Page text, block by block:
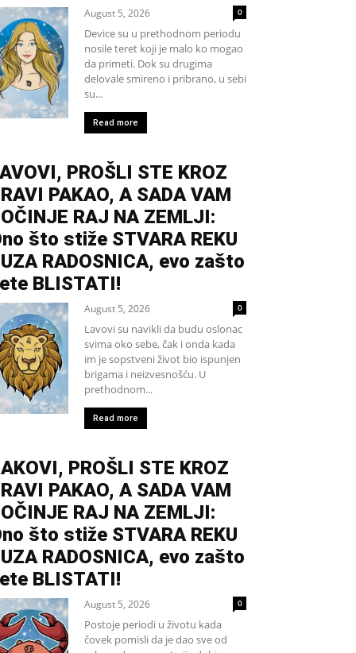
August 5, 2026 0
Device su u prethodnom periodu
nosile teret koji je malo ko mogao
da primeti. Dok su drugima
delovale smireno i pribrano, u sebi
su...
Read more
PROŠLI STE KROZ
PAKAO, A SADA VAM
RAJ NA ZEMLJI:
što stiže STVARA REKU
RADOSNICA, evo zašto
BLISTATI!
August 5, 2026 0
Lavovi su navikli da budu oslonac
svima oko sebe, čak i onda kada
im je sopstveni život bio ispunjen
brigama i neizvesnošću. U
prethodnom...
Read more
PROŠLI STE KROZ
PAKAO, A SADA VAM
RAJ NA ZEMLJI:
što stiže STVARA REKU
RADOSNICA, evo zašto
BLISTATI!
August 5, 2026 0
Postoje periodi u životu kada
čovek pomisli da je dao sve od